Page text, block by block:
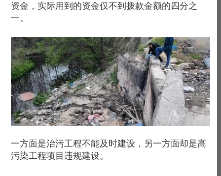
资金，实际用到的资金仅不到拨款金额的四分之
一。
一方面是治污工程不能及时建设，另一方面却是高
污染工程项目违规建设。